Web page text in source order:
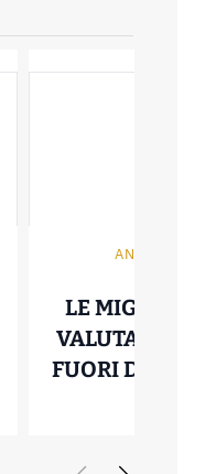
CON ESEMPI
LE
ANDAMENTO
LE MIGLIORI
VALUTARIE
FUORI